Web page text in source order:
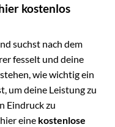
kostenlos
suchst nach dem
fesselt und deine
wie wichtig ein
um deine Leistung zu
Eindruck zu
eine kostenlose